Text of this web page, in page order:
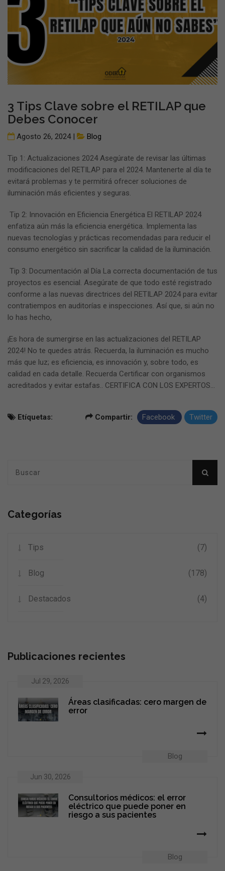
3 Tips Clave sobre el RETILAP que
Debes Conocer
Agosto 26, 2024 | Blog
Tip 1: Actualizaciones 2024 Asegúrate de revisar las últimas
modificaciones del RETILAP para el 2024. Mantenerte al día te
evitará problemas y te permitirá ofrecer soluciones de
iluminación más eficientes y seguras.
Tip 2: Innovación en Eficiencia Energética El RETILAP 2024
enfatiza aún más la eficiencia energética. Implementa las
nuevas tecnologías y prácticas recomendadas para reducir el
consumo energético sin sacrificar la calidad de la iluminación.
Tip 3: Documentación al Día La correcta documentación de tus
proyectos es esencial. Asegúrate de que todo esté registrado
conforme a las nuevas directrices del RETILAP 2024 para evitar
contratiempos en auditorías e inspecciones. Así que, si aún no
lo has hecho,
¡Es hora de sumergirse en las actualizaciones del RETILAP
2024! No te quedes atrás. Recuerda, la iluminación es mucho
más que luz; es eficiencia, es innovación y, sobre todo, es
calidad en cada detalle. Recuerda Certificar con organismos
acreditados y evitar estafas.. CERTIFICA CON LOS EXPERTOS...
Etíquetas: Compartir: Facebook Twitter
Categorías
Tips (7)
Blog (178)
Destacados (4)
Publicaciones recientes
Jul 29, 2026
Blog
Áreas clasificadas: cero margen de
error
Jun 30, 2026
Blog
Consultorios médicos: el error
eléctrico que puede poner en
riesgo a sus pacientes